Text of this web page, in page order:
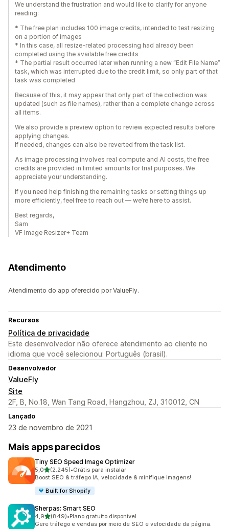
We understand the frustration and would like to clarify for anyone
reading:
* The free plan includes 100 image credits, intended to test resizing
on a portion of images
* In this case, all resize-related processing had already been
completed using the available free credits
* The partial result occurred later when running a new “Edit File Name”
task, which was interrupted due to the credit limit, so only part of that
task was completed
Because of this, it may appear that only part of the collection was
updated (such as file names), rather than a complete change across
all items.
We also provide a preview option to review expected results before
applying changes.
If needed, changes can also be reverted from the task list.
As image processing involves real compute and AI costs, the free
credits are provided in limited amounts for trial purposes. We
appreciate your understanding.
If you need help finishing the remaining tasks or setting things up
more efficiently, feel free to reach out — we’re here to assist.
Best regards,
Sam
VF Image Resizer+ Team
Atendimento
Atendimento do app oferecido por ValueFly.
Recursos
Política de privacidade
Este desenvolvedor não oferece atendimento ao cliente no
idioma que você selecionou: Português (brasil).
Desenvolvedor
ValueFly
Site
2F, B, No.18, Wan Tang Road, Hangzhou, ZJ, 310012, CN
Lançado
23 de novembro de 2021
Mais apps parecidos
Tiny SEO Speed Image Optimizer
5,0de 5 estrelas
(2.245)
2245 avaliações ao todo
•Grátis para instalar
Boost SEO & tráfego IA, velocidade & minifique imagens!
Built for Shopify
Sherpas: Smart SEO
4,9de 5 estrelas
(849)
849 avaliações ao todo
•Plano gratuito disponível
Gere tráfego e vendas por meio de SEO e velocidade da página.